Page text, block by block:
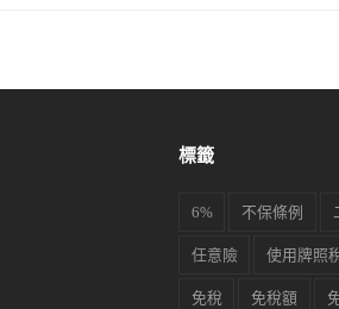
標籤
6% 不保條例
任意險 使用牌照
免稅 免稅額